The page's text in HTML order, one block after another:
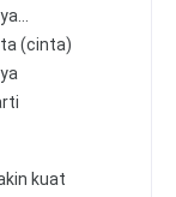
(cinta)
kuat